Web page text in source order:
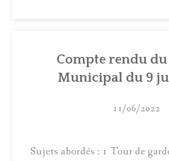
Compte rendu du
Municipal du 9
11/06/2022
Sujets abordés : 1 Tour de